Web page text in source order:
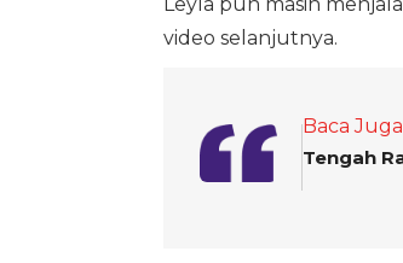
video selanjutnya.
Baca Juga
Tengah